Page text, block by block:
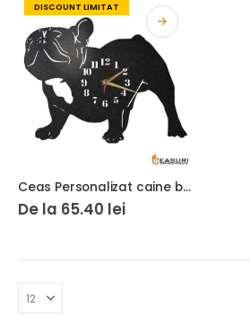
DISCOUNT LIMITAT
Ceas Personalizat caine buldog francez
De la 65.40 lei